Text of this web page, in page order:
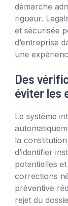
démarche
rigueur.
et sécurisée
d’entreprise
une
Des
éviter les
Le système
la
d’identifier
potentielles
corrections
préventive
rejet du